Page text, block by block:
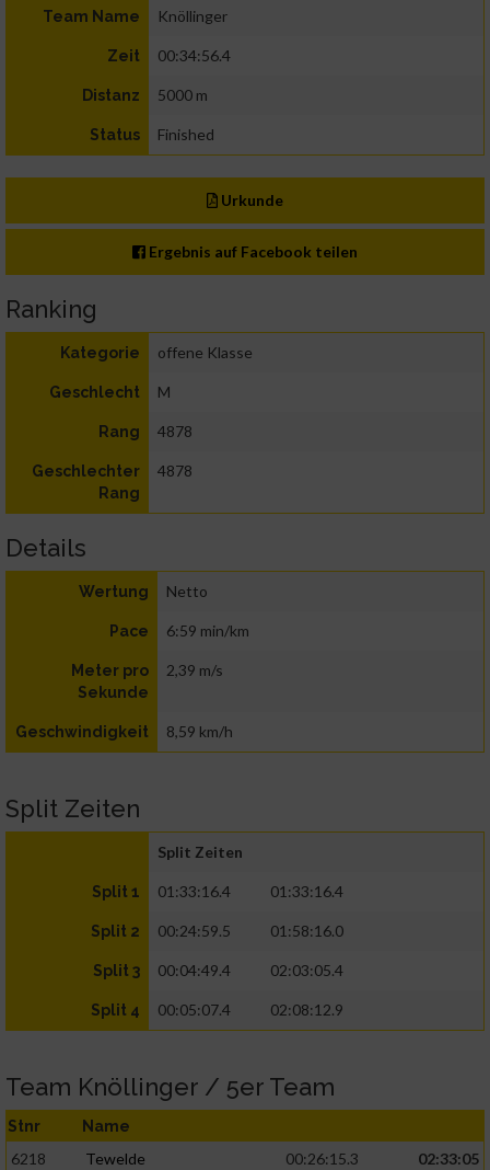
Team Name Knöllinger
Zeit 00:34:56.4
Distanz 5000 m
Status Finished
Urkunde
Ergebnis auf Facebook teilen
Ranking
Kategorie offene Klasse
Geschlecht M
Rang 4878
Geschlechter
Rang
4878
Details
Wertung Netto
Pace 6:59 min/km
Meter pro
Sekunde
2,39 m/s
Geschwindigkeit 8,59 km/h
Split Zeiten
Split Zeiten
Split 1 01:33:16.4 01:33:16.4
Split 2 00:24:59.5 01:58:16.0
Split 3 00:04:49.4 02:03:05.4
Split 4 00:05:07.4 02:08:12.9
Team Knöllinger / 5er Team
Stnr Name
6218 Tewelde 00:26:15.3
02:33:05